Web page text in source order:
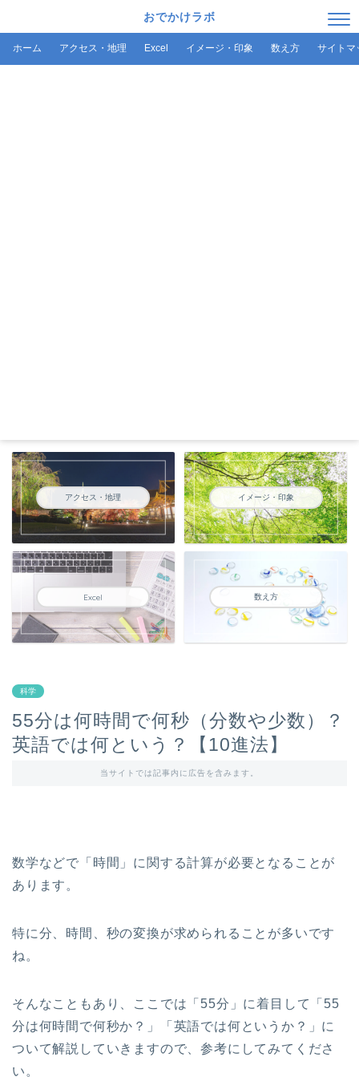
おでかけラボ
ホーム アクセス・地理 Excel イメージ・印象 数え方 サイトマ
アクセス・地理 イメージ・印象
Excel 数え方
科学
55分は何時間で何秒（分数や少数）？
英語では何という？【10進法】
当サイトでは記事内に広告を含みます。
数学などで「時間」に関する計算が必要となることが
あります。
特に分、時間、秒の変換が求められることが多いです
ね。
そんなこともあり、ここでは「55分」に着目して「55
分は何時間で何秒か？」「英語では何というか？」に
ついて解説していきますので、参考にしてみてくださ
い。